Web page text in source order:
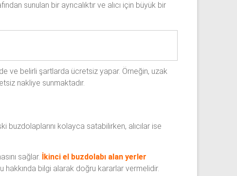
sunulan bir ayrıcalıktır ve alıcı için büyük bir
ve belirli şartlarda ücretsiz yapar. Örneğin, uzak
nakliye sunmaktadır.
buzdolaplarını kolayca satabilirken, alıcılar ise
sağlar. İkinci el buzdolabı alan yerler
hakkında bilgi alarak doğru kararlar vermelidir.